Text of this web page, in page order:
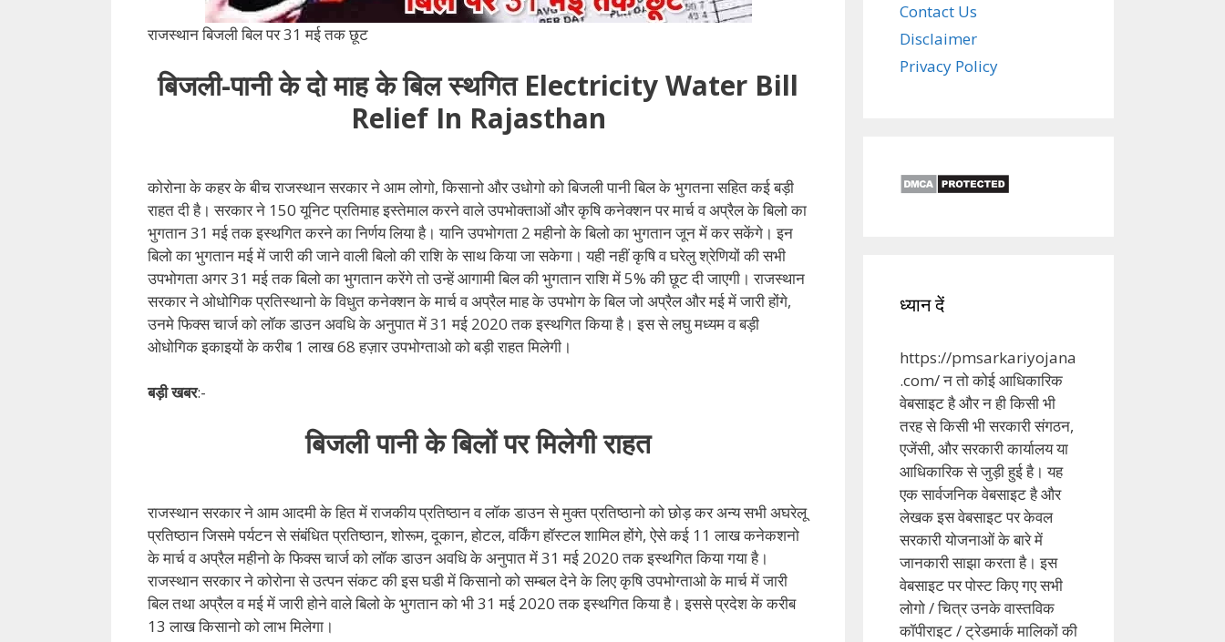
राजस्थान बिजली बिल पर 31 मई तक छूट
बिजली-पानी के दो माह के बिल स्थगित Electricity Water Bill
Relief In Rajasthan
कोरोना के कहर के बीच राजस्थान सरकार ने आम लोगो, किसानो और उधोगो को बिजली पानी बिल के भुगतना सहित कई बड़ी
राहत दी है। सरकार ने 150 यूनिट प्रतिमाह इस्तेमाल करने वाले उपभोक्ताओं और कृषि कनेक्शन पर मार्च व अप्रैल के बिलो का
भुगतान 31 मई तक इस्थगित करने का निर्णय लिया है। यानि उपभोगता 2 महीनो के बिलो का भुगतान जून में कर सकेंगे। इन
बिलो का भुगतान मई में जारी की जाने वाली बिलो की राशि के साथ किया जा सकेगा। यही नहीं कृषि व घरेलु श्रेणियों की सभी
उपभोगता अगर 31 मई तक बिलो का भुगतान करेंगे तो उन्हें आगामी बिल की भुगतान राशि में 5% की छूट दी जाएगी। राजस्थान
सरकार ने ओधोगिक प्रतिस्थानो के विधुत कनेक्शन के मार्च व अप्रैल माह के उपभोग के बिल जो अप्रैल और मई में जारी होंगे,
उनमे फिक्स चार्ज को लॉक डाउन अवधि के अनुपात में 31 मई 2020 तक इस्थगित किया है। इस से लघु मध्यम व बड़ी
ओधोगिक इकाइयों के करीब 1 लाख 68 हज़ार उपभोग्ताओ को बड़ी राहत मिलेगी।
बड़ी खबर:-
बिजली पानी के बिलों पर मिलेगी राहत
राजस्थान सरकार ने आम आदमी के हित में राजकीय प्रतिष्ठान व लॉक डाउन से मुक्त प्रतिष्ठानो को छोड़ कर अन्य सभी अघरेलू
प्रतिष्ठान जिसमे पर्यटन से संबंधित प्रतिष्ठान, शोरूम, दूकान, होटल, वर्किंग हॉस्टल शामिल होंगे, ऐसे कई 11 लाख कनेकशनो
के मार्च व अप्रैल महीनो के फिक्स चार्ज को लॉक डाउन अवधि के अनुपात में 31 मई 2020 तक इस्थगित किया गया है।
राजस्थान सरकार ने कोरोना से उत्पन संकट की इस घडी में किसानो को सम्बल देने के लिए कृषि उपभोग्ताओ के मार्च में जारी
बिल तथा अप्रैल व मई में जारी होने वाले बिलो के भुगतान को भी 31 मई 2020 तक इस्थगित किया है। इससे प्रदेश के करीब
13 लाख किसानो को लाभ मिलेगा।
Contact Us
Disclaimer
Privacy Policy
ध्यान दें
https://pmsarkariyojana
.com/ न तो कोई आधिकारिक
वेबसाइट है और न ही किसी भी
तरह से किसी भी सरकारी संगठन,
एजेंसी, और सरकारी कार्यालय या
आधिकारिक से जुड़ी हुई है। यह
एक सार्वजनिक वेबसाइट है और
लेखक इस वेबसाइट पर केवल
सरकारी योजनाओं के बारे में
जानकारी साझा करता है। इस
वेबसाइट पर पोस्ट किए गए सभी
लोगो / चित्र उनके वास्तविक
कॉपीराइट / ट्रेडमार्क मालिकों की